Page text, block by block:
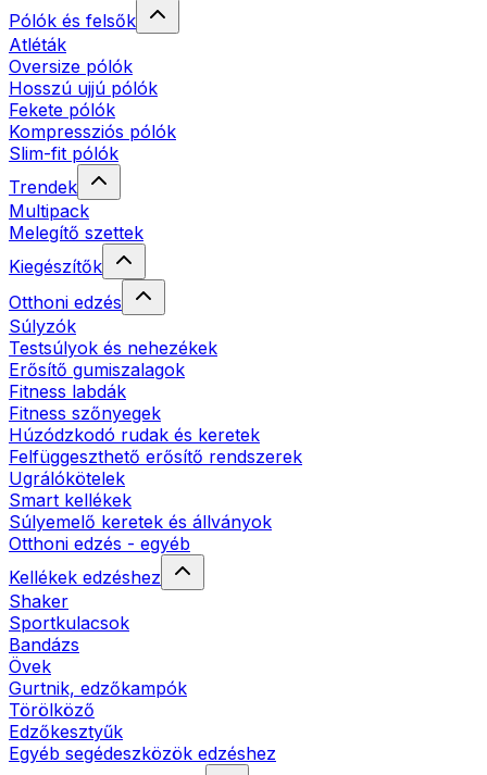
Pólók és felsők
Atléták
Oversize pólók
Hosszú ujjú pólók
Fekete pólók
Kompressziós pólók
Slim-fit pólók
Trendek
Multipack
Melegítő szettek
Kiegészítők
Otthoni edzés
Súlyzók
Testsúlyok és nehezékek
Erősítő gumiszalagok
Fitness labdák
Fitness szőnyegek
Húzódzkodó rudak és keretek
Felfüggeszthető erősítő rendszerek
Ugrálókötelek
Smart kellékek
Súlyemelő keretek és állványok
Otthoni edzés - egyéb
Kellékek edzéshez
Shaker
Sportkulacsok
Bandázs
Övek
Gurtnik, edzőkampók
Törölköző
Edzőkesztyűk
Egyéb segédeszközök edzéshez